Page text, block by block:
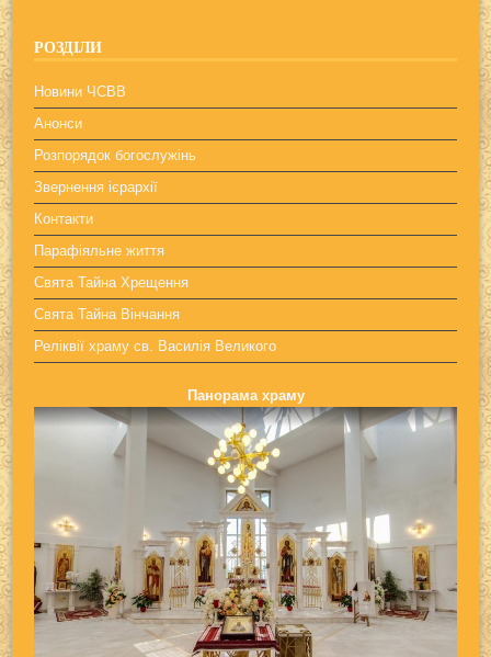
РОЗДІЛИ
Новини ЧСВВ
Анонси
Розпорядок богослужінь
Звернення ієрархії
Контакти
Парафіяльне життя
Свята Тайна Хрещення
Свята Тайна Вінчання
Реліквії храму св. Василія Великого
Панорама храму